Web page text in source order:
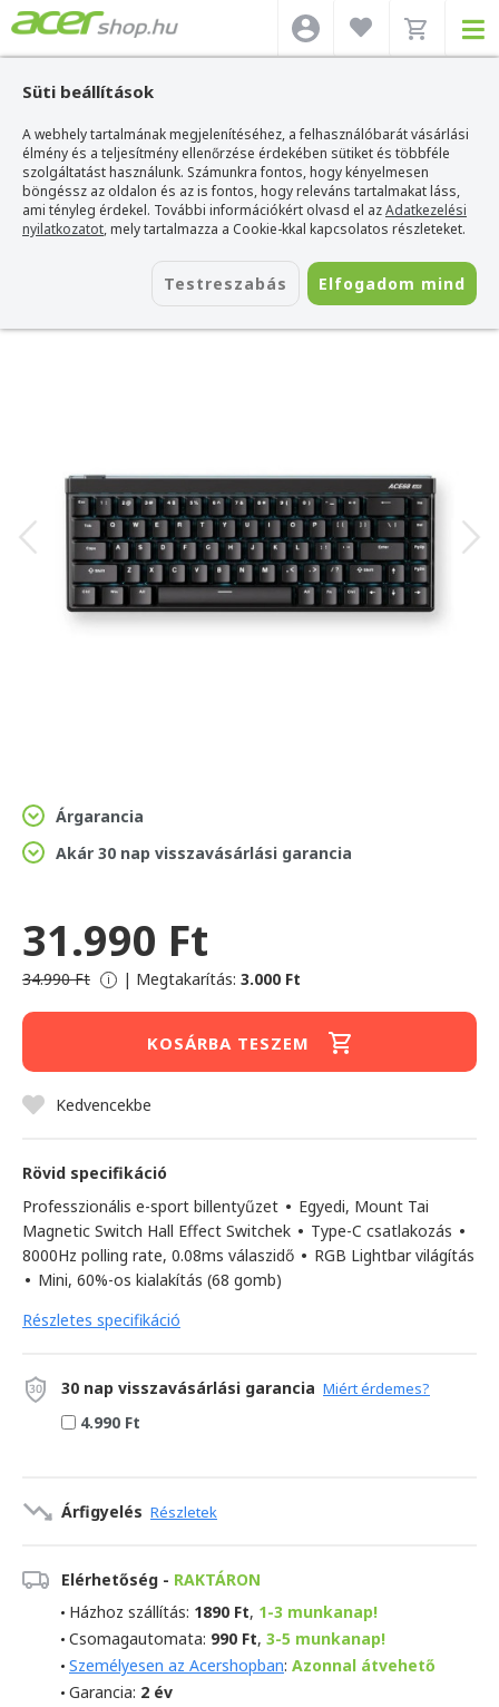
Süti beállítások
A webhely tartalmának megjelenítéséhez, a felhasználóbarát vásárlási
élmény és a teljesítmény ellenőrzése érdekében sütiket és többféle
szolgáltatást használunk. Számunkra fontos, hogy kényelmesen
böngéssz az oldalon és az is fontos, hogy releváns tartalmakat láss,
ami tényleg érdekel. További információkért olvasd el azAdatkezelési
nyilatkozatot, mely tartalmazza a Cookie-kkal kapcsolatos részleteket.
Testreszabás Elfogadom mind
Acer webshop>Kiegészítők>Billentyűzetek > Mchose Billentyűzetek>
MCHOSE Ace 68 Air eSport Ultra Hall Effect Magnetic Switch Mechanikus Gamer
Billentyűzet 8K - Fekete
MCHOSE Ace 68 Air eSport Ultra Hall
Effect Magnetic Switch Mechanikus
Gamer Billentyűzet 8K - Fekete
MC-Ace68Air-10
Árgarancia
Akár 30 nap visszavásárlási garancia
31.990 Ft
34.990 Ft i | Megtakarítás: 3.000 Ft
KOSÁRBA TESZEM
Kedvencekbe
Rövid specifikáció
Professzionális e-sport billentyűzet • Egyedi, Mount Tai
Magnetic Switch Hall Effect Switchek • Type-C csatlakozás •
8000Hz polling rate, 0.08ms válaszidő • RGB Lightbar világítás
• Mini, 60%-os kialakítás (68 gomb)
Részletes specifikáció
30 nap visszavásárlási garancia Miért érdemes?
4.990 Ft
Árfigyelés Részletek
Elérhetőség - RAKTÁRON
Házhoz szállítás: 1890 Ft, 1-3 munkanap!
Csomagautomata: 990 Ft, 3-5 munkanap!
Személyesen az Acershopban: Azonnal átvehető
Garancia: 2 év